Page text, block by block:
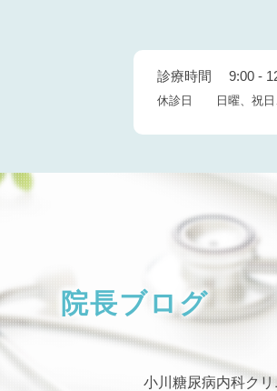
診療時間 9:00 -
休診日 日曜、祝日
院長ブログ
小川糖尿病内科クリ